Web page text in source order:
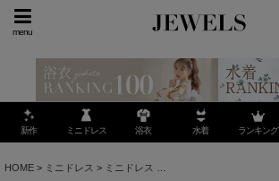
menu
新作 ミニドレス 浴衣 水着 ランキング
HOME > ミニドレス > ミニドレス